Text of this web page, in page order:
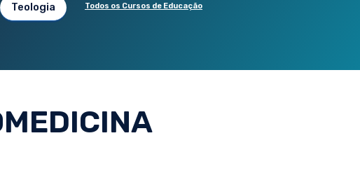
Teologia Todos os Cursos de Educação